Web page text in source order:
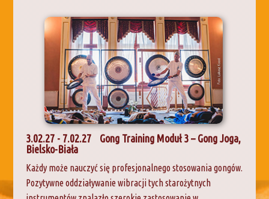
3.02.27 - 7.02.27 Gong Training Moduł 3 – Gong Joga,
Bielsko-Biała
Każdy może nauczyć się profesjonalnego stosowania gongów.
Pozytywne oddziaływanie wibracji tych starożytnych